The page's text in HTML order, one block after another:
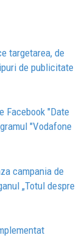
targetarea, de
de publicitate
Facebook "Date
"Vodafone
campania de
„Totul despre